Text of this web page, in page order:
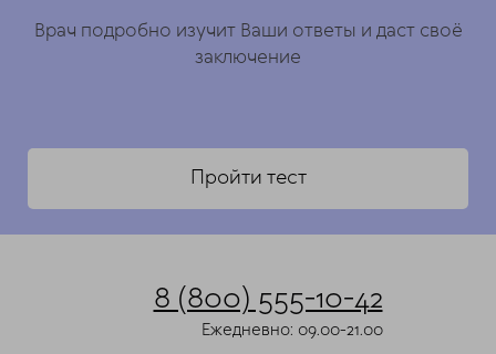
Врач подробно изучит Ваши ответы и даст своё
заключение
Пройти тест
8 (800) 555-10-42
Ежедневно: 09.00-21.00